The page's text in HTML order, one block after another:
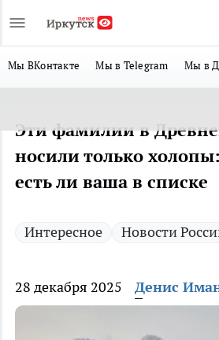
Мы ВКонтакте Мы в Telegram Мы в
Эти фамилии в
носили только
есть ли ваша в списке
Интересное Новости
28 декабря 2025 Денис